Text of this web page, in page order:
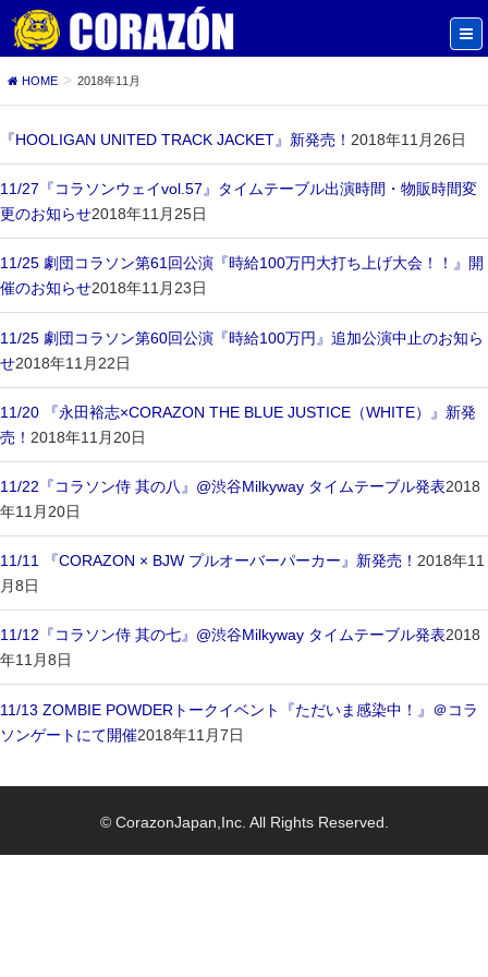
HOME 2018年11月
『HOOLIGAN UNITED TRACK JACKET』新発売！ 2018年11月26日
11/27『コラソンウェイvol.57』タイムテーブル出演時間・物販時間変
更のお知らせ2018年11月25日
11/25 劇団コラソン第61回公演『時給100万円大打ち上げ大会！！』開
催のお知らせ2018年11月23日
11/25 劇団コラソン第60回公演『時給100万円』追加公演中止のお知ら
せ2018年11月22日
11/20 『永田裕志×CORAZON THE BLUE JUSTICE（WHITE）』新発
売！ 2018年11月20日
11/22『コラソン侍 其の八』@渋谷Milkyway タイムテーブル発表2018
年11月20日
11/11 『CORAZON × BJW プルオーバーパーカー』新発売！ 2018年11
月8日
11/12『コラソン侍 其の七』@渋谷Milkyway タイムテーブル発表2018
年11月8日
11/13 ZOMBIE POWDERトークイベント『ただいま感染中！』＠コラ
ソンゲートにて開催2018年11月7日
© CorazonJapan,Inc. All Rights Reserved.